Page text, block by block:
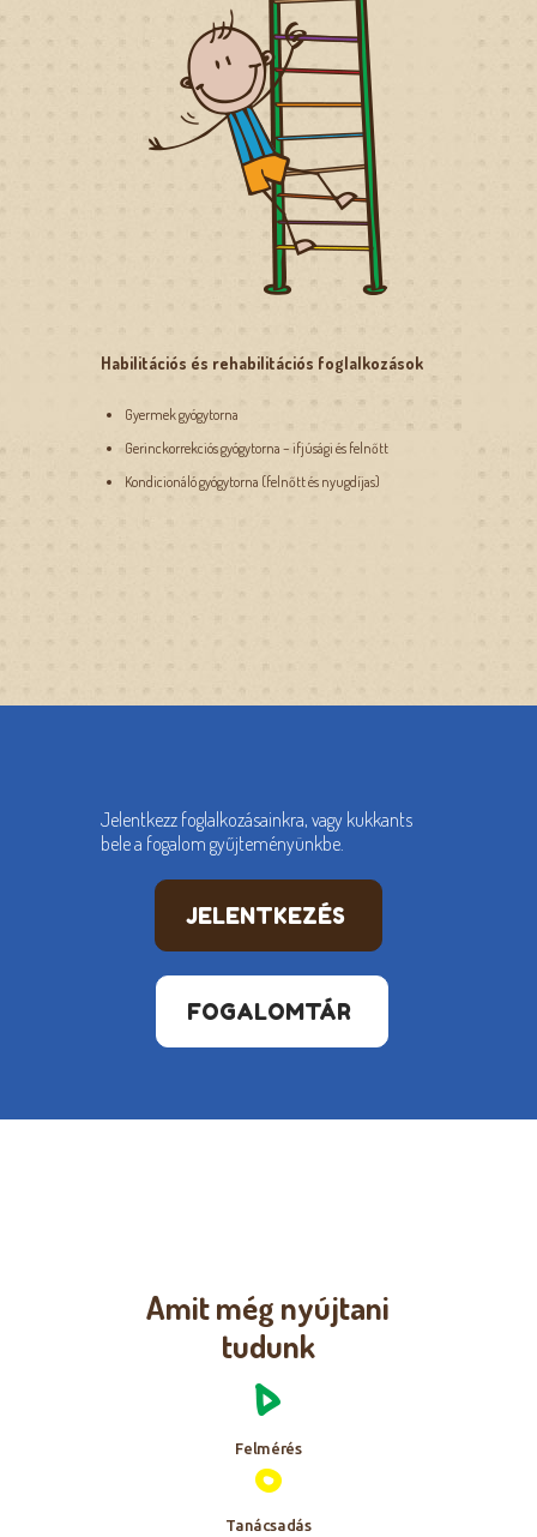
Habilitációs és rehabilitációs foglalkozások
Gyermek gyógytorna
Gerinckorrekciós gyógytorna – ifjúsági és felnőtt
Kondicionáló gyógytorna (felnőtt és nyugdíjas)
Jelentkezz foglalkozásainkra, vagy kukkants
bele a fogalom gyűjteményünkbe.
JELENTKEZÉS
FOGALOMTÁR
Amit még nyújtani
tudunk
Felmérés
Tanácsadás